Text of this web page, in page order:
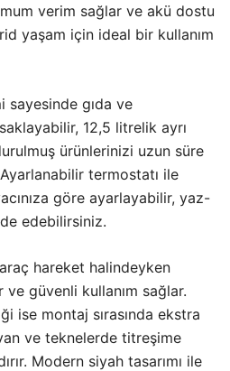
verim sağlar ve akü dostu
yaşam için ideal bir kullanım
gıda ve
12,5 litrelik ayrı
ürünlerinizi uzun süre
termostatı ile
göre ayarlayabilir, yaz-
edebilirsiniz.
hareket halindeyken
ve güvenli kullanım sağlar.
ise montaj sırasında ekstra
ve teknelerde titreşime
Modern siyah tasarımı ile